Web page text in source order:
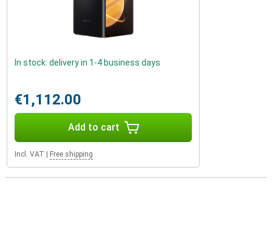
In stock: delivery in 1-4 business days
€1,112.00
Add to cart
Incl. VAT Free shipping